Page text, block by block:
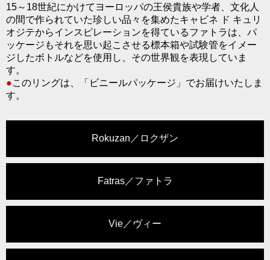
15～18世紀にかけてヨーロッパの王侯貴族や学者、文化人
の間で作られていた珍しい品々を集めたキャビネ ド キュリ
オジテからインスピレーションを得ているファトラは、パ
ッケージもそれを思い起こさせる標本箱や試験管をイメー
ジしたボトルなどを使用し、その世界観を表現していま
す。
●このリングは、「ビニールパッケージ」でお届けいたしま
す。
Rokuzan／ロクザン
Fatras／ファトラ
Vie／ヴィー